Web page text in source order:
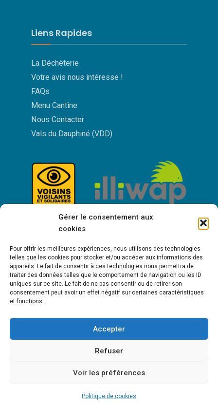
Gérer le consentement aux
cookies
Pour offrir les meilleures expériences, nous utilisons des technologies
telles que les cookies pour stocker et/ou accéder aux informations des
appareils. Le fait de consentir à ces technologies nous permettra de
traiter des données telles que le comportement de navigation ou les ID
uniques sur ce site. Le fait de ne pas consentir ou de retirer son
consentement peut avoir un effet négatif sur certaines caractéristiques
et fonctions.
Accepter
Refuser
Voir les préférences
Politique de cookies
Liens Rapides
La Déchèterie
Votre avis nous intéresse !
FAQs
Menu Cantine
Nous Contacter
Vals du Dauphiné (VDD)
Bienvenue à Saint-Victor de Cessieu !